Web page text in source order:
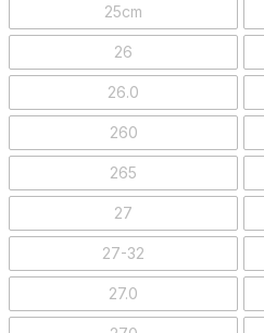
25cm
26
26.0
260
265
27
27-32
27.0